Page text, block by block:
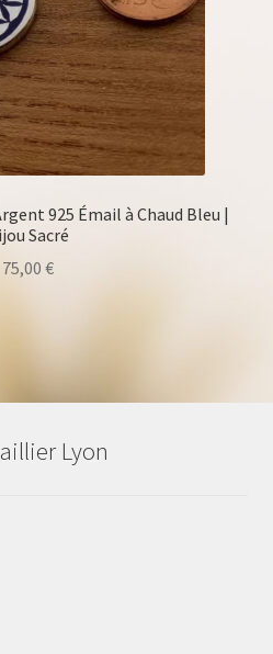
925 Émail à Chaud Bleu |
Sacré
75,00 €
Lyon